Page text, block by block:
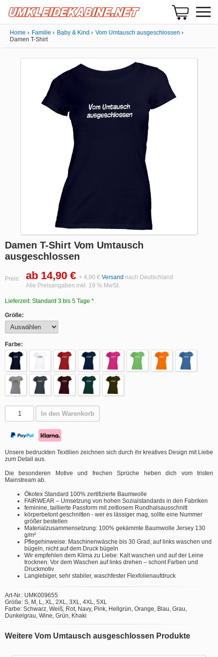
Home Familie Baby & Kind
Vom Umtausch ausgeschlossen
Damen T-Shirt
Damen T-Shirt Vom Umtausch
ausgeschlossen
Preis: ab 14,90 € + 4,90 € Versand nach Deutschland
Alle Preisangaben inkl. 19 % MwSt.
Lieferzeit: Standard 3 bis 5 Tage *
Größe:
Farbe:
In den Warenkorb
Unsere bedruckten Textilien zeichnen sich durch ihr kreatives Design mit Liebe
zum Detail aus.
Die besonderen Motive und frechen Sprüche heben dich vom tristen
Mainstream ab.
Ökotex Standard 100% zertifizierte Baumwolle
FAIRWEAR – Umsetzung von hohen Sozialstandards in den Fabriken
feminine, taillierte Passform mit zeitlosem Rundhalsausschnitt
körperbetont geschnitten - wer es lässiger mag, sollte eine Nummer
größer bestellen
Materialzusammensetzung: 100% gekämmte Baumwolle Jersey 130
g/m²
Pflegehinweise: Maschinenwäsche bis 30 Grad, auf links waschen und
bügeln, nicht auf dem Druck bügeln
Wir empfehlen dem Klima zu Liebe: Kalt waschen und auf der Leine
trocknen. Vor dem Waschen auf links drehen – schont Farben und
Druckmotiv
Langlebiger, sehr stabiler, waschfester Flexfolienaufdruck
Art-Nr.: UMK009655
Größe: S, M, L, XL, 2XL, 3XL, 4XL, 5XL
Farbe: Schwarz, Weiß, Rot, Navy, Pink, Hellgrün, Orange, Blau, Grau,
Dunkelgrau, Wine, Grün, Khaki
Weitere Vom Umtausch ausgeschlossen Produkte